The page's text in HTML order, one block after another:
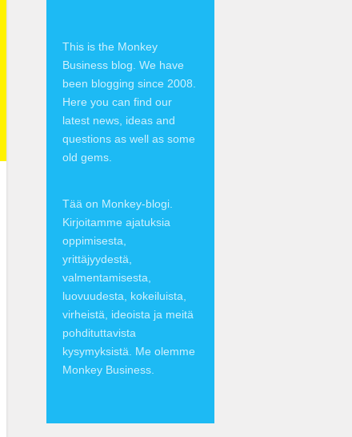
This is the Monkey
Business blog. We have
been blogging since 2008.
Here you can find our
latest news, ideas and
questions as well as some
old gems.
Tää on Monkey-blogi.
Kirjoitamme ajatuksia
oppimisesta,
yrittäjyydestä,
valmentamisesta,
luovuudesta, kokeiluista,
virheistä, ideoista ja meitä
pohdituttavista
kysymyksistä. Me olemme
Monkey Business.